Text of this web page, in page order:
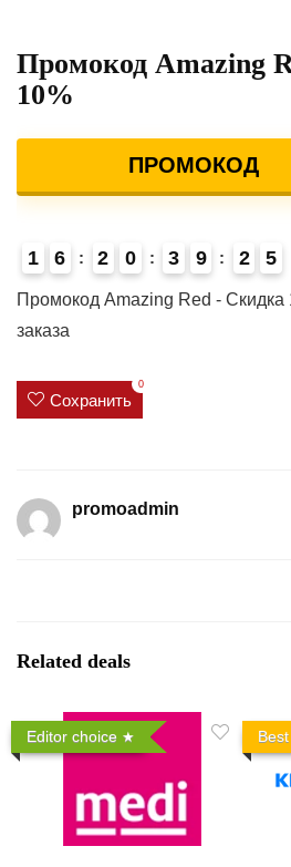
Промокод Amazing
10%
ПРОМОКОД
1
4
6 2 0 3 9 2 5
Промокод Amazing Red -
заказа
Сохранить
0
promoadmin
Related deals
Editor choice